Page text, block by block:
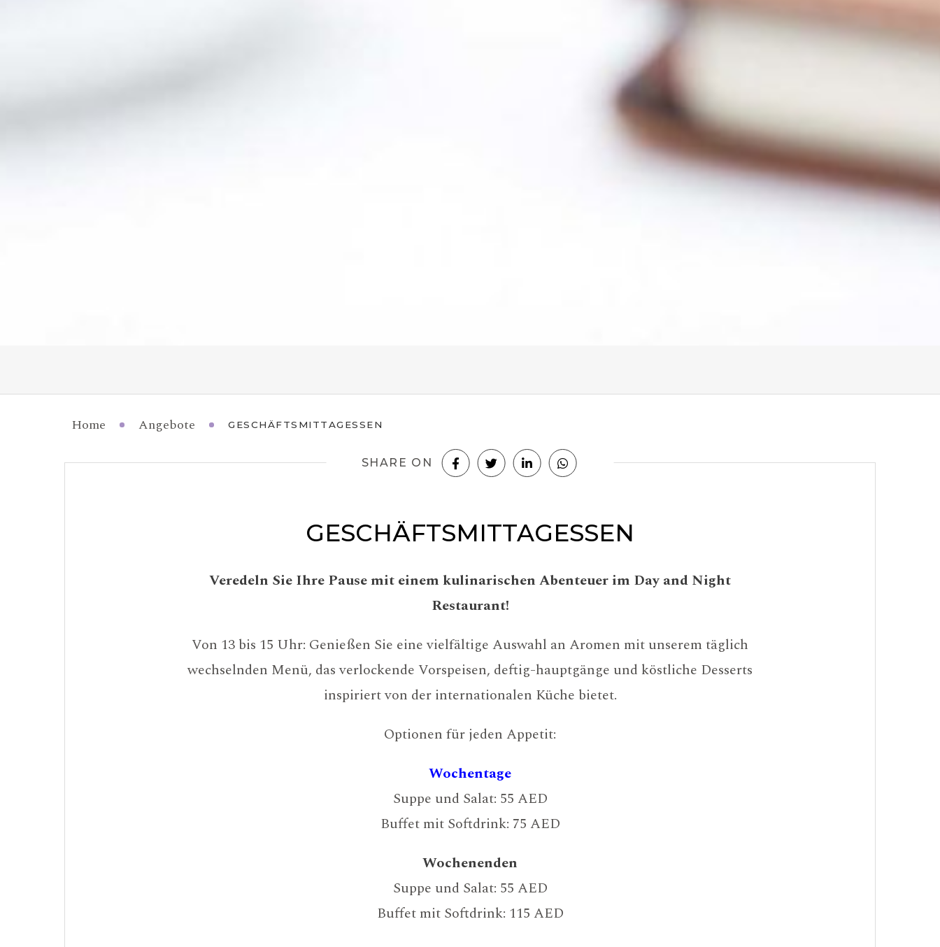
Home Angebote GESCHÄFTSMITTAGESSEN
SHARE ON
GESCHÄFTSMITTAGESSEN
Veredeln Sie Ihre Pause mit einem kulinarischen Abenteuer im Day and Night
Restaurant!
Von 13 bis 15 Uhr: Genießen Sie eine vielfältige Auswahl an Aromen mit unserem täglich
wechselnden Menü, das verlockende Vorspeisen, deftig-hauptgänge und köstliche Desserts
inspiriert von der internationalen Küche bietet.
Optionen für jeden Appetit:
Wochentage
Suppe und Salat: 55 AED
Buffet mit Softdrink: 75 AED
Wochenenden
Suppe und Salat: 55 AED
Buffet mit Softdrink: 115 AED